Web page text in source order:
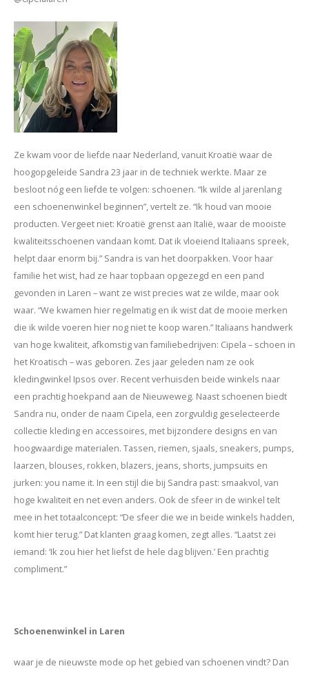
Broeken
Jeans
Shorts
Sjaals
Ze kwam voor de liefde naar Nederland, vanuit Kroatië waar de
hoogopgeleide Sandra 23 jaar in de techniek werkte. Maar ze
besloot nóg een liefde te volgen: schoenen. “Ik wilde al jarenlang
een schoenenwinkel beginnen”, vertelt ze. “Ik houd van mooie
producten. Vergeet niet: Kroatië grenst aan Italië, waar de mooiste
kwaliteitsschoenen vandaan komt. Dat ik vloeiend Italiaans spreek,
helpt daar enorm bij.” Sandra is van het doorpakken. Voor haar
familie het wist, had ze haar topbaan opgezegd en een pand
gevonden in Laren – want ze wist precies wat ze wilde, maar ook
waar. “We kwamen hier regelmatig en ik wist dat de mooie merken
die ik wilde voeren hier nog niet te koop waren.” Italiaans handwerk
van hoge kwaliteit, afkomstig van familiebedrijven: Cipela – schoen in
het Kroatisch – was geboren. Zes jaar geleden nam ze ook
kledingwinkel Ipsos over. Recent verhuisden beide winkels naar
een prachtig hoekpand aan de Nieuweweg. Naast schoenen biedt
Sandra nu, onder de naam Cipela, een zorgvuldig geselecteerde
collectie kleding en accessoires, met bijzondere designs en van
hoogwaardige materialen. Tassen, riemen, sjaals, sneakers, pumps,
laarzen, blouses, rokken, blazers, jeans, shorts, jumpsuits en
jurken: you name it. In een stijl die bij Sandra past: smaakvol, van
hoge kwaliteit en net even anders. Ook de sfeer in de winkel telt
mee in het totaalconcept: “De sfeer die we in beide winkels hadden,
komt hier terug.” Dat klanten graag komen, zegt alles. “Laatst zei
iemand: ‘Ik zou hier het liefst de hele dag blijven.’ Een prachtig
compliment.”
Schoenenwinkel in Laren
waar je de nieuwste mode op het gebied van schoenen vindt? Dan